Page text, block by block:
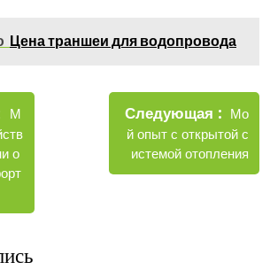
Цена траншеи для водопровода
Старые
записи
М
о
Следующая
Новые
записи
Мо
й опыт с открытой с
истемой отопления